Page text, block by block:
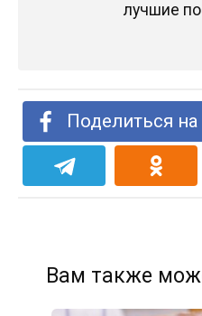
лучшие
Поделиться
Вам также